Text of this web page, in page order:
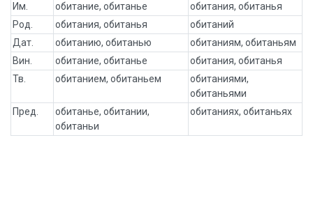
Им.
обитание, обитанье
обитания, обитанья
Род.
обитания, обитанья
обитаний
Дат.
обитанию, обитанью
обитаниям, обитаньям
Вин.
обитание, обитанье
обитания, обитанья
Тв.
обитанием, обитаньем
обитаниями,
обитаньями
Пред.
обитанье, обитании,
обитаньи
обитаниях, обитаньях